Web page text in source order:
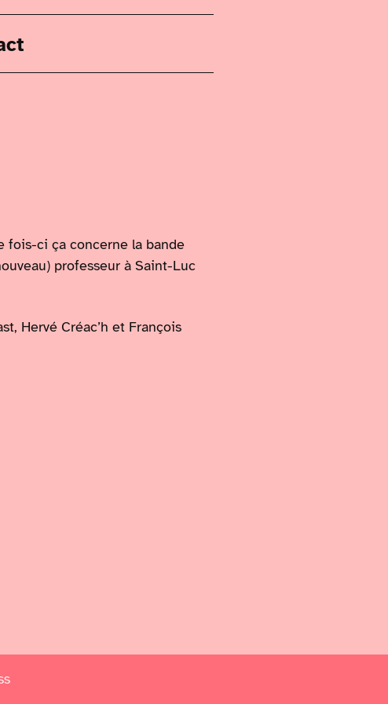
fois-ci ça concerne la bande
professeur à Saint-Luc
Hervé Créac’h et François